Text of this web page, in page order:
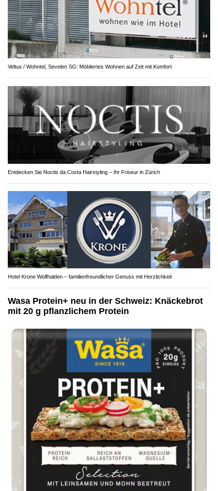
Veltus / Wohntel, Sevelen SG: Möbliertes Wohnen auf Zeit mit Komfort
Entdecken Sie Noctis da Costa Hairstyling – Ihr Friseur in Zürich
Hotel Krone Wolfhalden – familienfreundlicher Genuss mit Herzlichkeit
Wasa Protein+ neu in der Schweiz: Knäckebrot
mit 20 g pflanzlichem Protein